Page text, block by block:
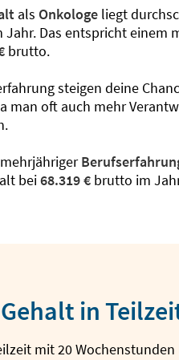
als Onkologe liegt
Jahr. Das entspricht einem
brutto.
steigen deine
man oft auch mehr
bei68.319 € brutto im
in
mit 20 Wochenstunden